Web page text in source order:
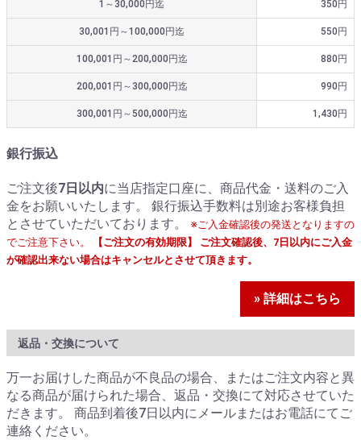
1～30,000円迄 350円
30,001円～100,000円迄 550円
100,001円～200,000円迄 880円
200,001円～300,000円迄 990円
300,001円～500,000円迄 1,430円
銀行振込
ご注文後7日以内に当店指定口座に、商品代金・送料のご入
金をお願いいたします。 銀行振込手数料は別途お客様負担
とさせていただいております。
※ご入金確認後の発送となりますの
でご注意下さい。
【ご注文の有効期限】 ご注文確認後、7日以内にご入金
が確認出来ない場合はキャンセルとさせて頂きます。
» 詳細はこちら
返品・交換について
万一お届けした商品が不良品の場合、またはご注文内容と異
なる商品が届けられた場合、返品・交換にて対応させていた
だきます。 商品到着後7日以内にメールまたはお電話にてご
連絡ください。